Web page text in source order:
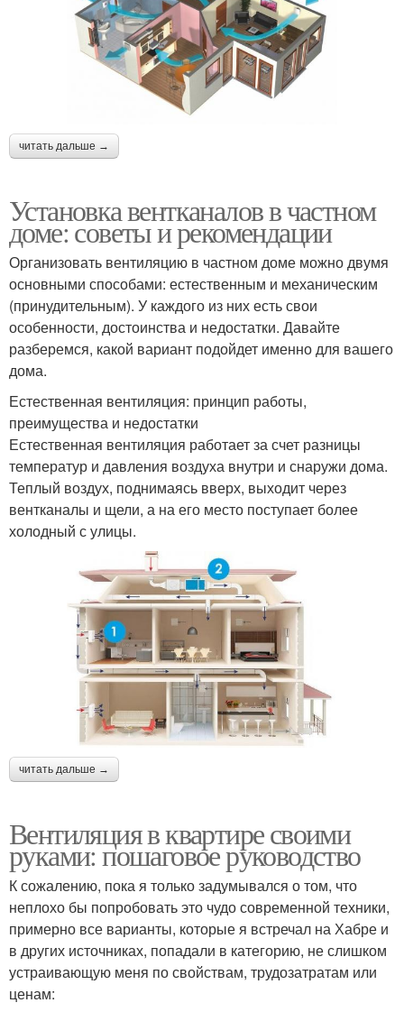
читать дальше →
Установка вентканалов в частном
доме: советы и рекомендации
Организовать вентиляцию в частном доме можно двумя
основными способами: естественным и механическим
(принудительным). У каждого из них есть свои
особенности, достоинства и недостатки. Давайте
разберемся, какой вариант подойдет именно для вашего
дома.
Естественная вентиляция: принцип работы,
преимущества и недостатки
Естественная вентиляция работает за счет разницы
температур и давления воздуха внутри и снаружи дома.
Теплый воздух, поднимаясь вверх, выходит через
вентканалы и щели, а на его место поступает более
холодный с улицы.
читать дальше →
Вентиляция в квартире своими
руками: пошаговое руководство
К сожалению, пока я только задумывался о том, что
неплохо бы попробовать это чудо современной техники,
примерно все варианты, которые я встречал на Хабре и
в других источниках, попадали в категорию, не слишком
устраивающую меня по свойствам, трудозатратам или
ценам: